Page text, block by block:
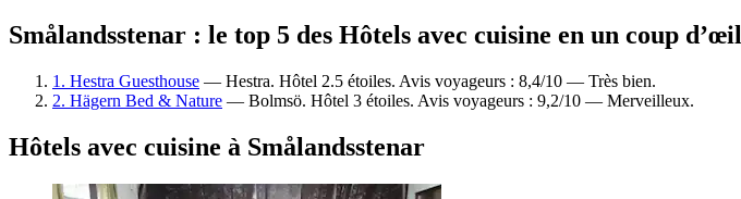
Smålandsstenar : le top 5 des Hôtels avec cuisine en un coup d’œil
1. Hestra Guesthouse — Hestra. Hôtel 2.5 étoiles. Avis voyageurs : 8,4/10 — Très bien.
2. Hägern Bed & Nature — Bolmsö. Hôtel 3 étoiles. Avis voyageurs : 9,2/10 — Merveilleux.
Hôtels avec cuisine à Smålandsstenar